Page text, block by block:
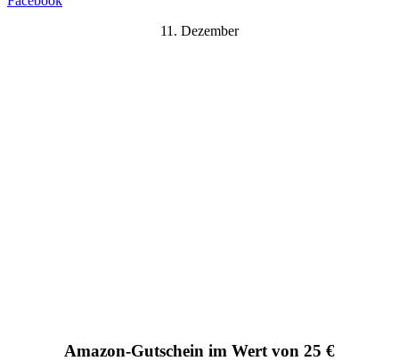
11. Dezember
Amazon-Gutschein im Wert von 25 €